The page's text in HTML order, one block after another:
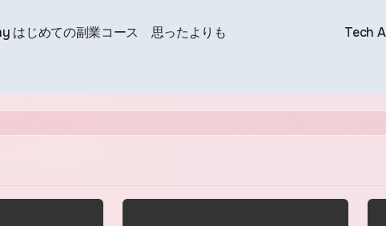
はじめての副業コース 思ったよりも
Tech